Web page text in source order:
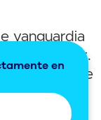
vanguardia
en tu hogar.
respira aire
con
en